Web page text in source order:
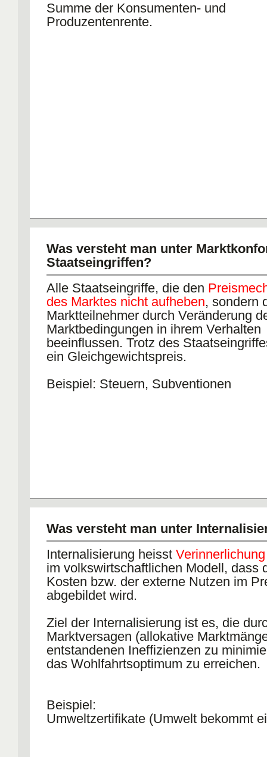
Summe der Konsumenten- und
Produzentenrente.
Was versteht man unter
Staatseingriffen?
Alle Staatseingriffe, die den
des Marktes nicht aufheben, sondern
Marktteilnehmer durch Veränderung
Marktbedingungen in ihrem Verhalten
beeinflussen. Trotz des
ein Gleichgewichtspreis.
Beispiel: Steuern, Subventionen
Was versteht man unter
Internalisierung heisst Verinnerlichung
im volkswirtschaftlichen Modell, dass
Kosten bzw. der externe Nutzen im
abgebildet wird.
Ziel der Internalisierung ist es, die
Marktversagen (allokative
entstandenen Ineffizienzen zu
das Wohlfahrtsoptimum zu erreichen.
Beispiel:
Umweltzertifikate (Umwelt bekommt